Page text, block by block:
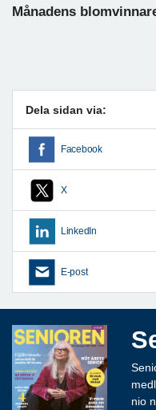
Månadens
Dela sidan via:
Facebook
X
LinkedIn
E-post
nio